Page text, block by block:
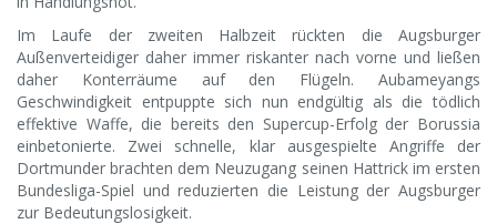
Im Laufe der zweiten Halbzeit rückten die Augsburger
Außenverteidiger daher immer riskanter nach vorne und ließen
daher Konterräume auf den Flügeln. Aubameyangs
Geschwindigkeit entpuppte sich nun endgültig als die tödlich
effektive Waffe, die bereits den Supercup-Erfolg der Borussia
einbetonierte. Zwei schnelle, klar ausgespielte Angriffe der
Dortmunder brachten dem Neuzugang seinen Hattrick im ersten
Bundesliga-Spiel und reduzierten die Leistung der Augsburger
zur Bedeutungslosigkeit.